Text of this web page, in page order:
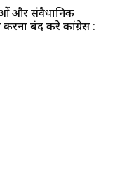
और संवैधानिक
बंद करे कांग्रेस :